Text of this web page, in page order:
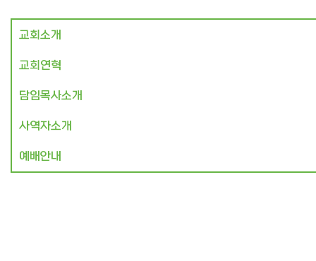
교회소개
교회연혁
담임목사소개
사역자소개
예배안내